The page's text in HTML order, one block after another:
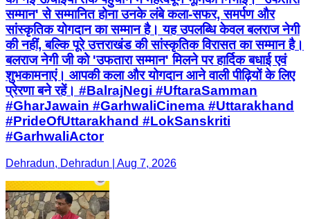
सम्मान' से सम्मानित होना उनके लंबे कला-सफर, समर्पण और
सांस्कृतिक योगदान का सम्मान है। यह उपलब्धि केवल बलराज नेगी
की नहीं, बल्कि पूरे उत्तराखंड की सांस्कृतिक विरासत का सम्मान है।
बलराज नेगी जी को 'उफतारा सम्मान' मिलने पर हार्दिक बधाई एवं
शुभकामनाएं। आपकी कला और योगदान आने वाली पीढ़ियों के लिए
प्रेरणा बने रहें। #BalrajNegi #UftaraSamman
#GharJawain #GarhwaliCinema #Uttarakhand
#PrideOfUttarakhand #LokSanskriti
#GarhwaliActor
Dehradun, Dehradun | Aug 7, 2026